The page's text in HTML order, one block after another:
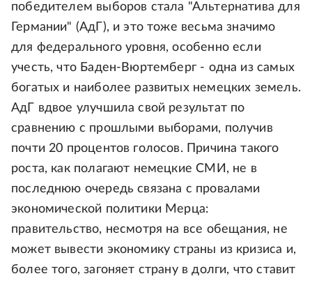
победителем выборов стала "Альтернатива для
Германии" (АдГ), и это тоже весьма значимо
для федерального уровня, особенно если
учесть, что Баден-Вюртемберг - одна из самых
богатых и наиболее развитых немецких земель.
АдГ вдвое улучшила свой результат по
сравнению с прошлыми выборами, получив
почти 20 процентов голосов. Причина такого
роста, как полагают немецкие СМИ, не в
последнюю очередь связана с провалами
экономической политики Мерца:
правительство, несмотря на все обещания, не
может вывести экономику страны из кризиса и,
более того, загоняет страну в долги, что ставит